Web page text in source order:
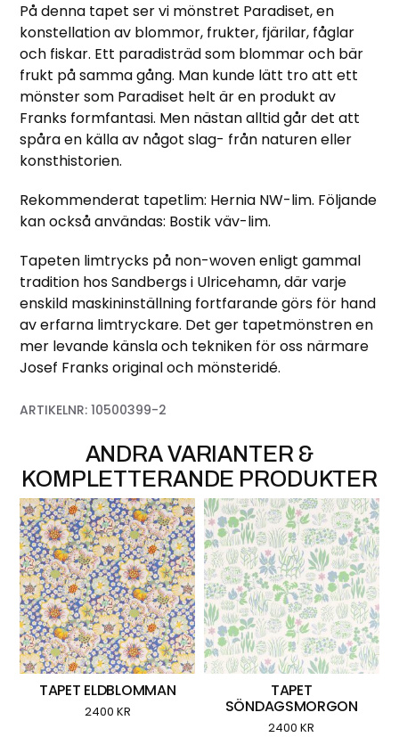
På denna tapet ser vi mönstret Paradiset, en
konstellation av blommor, frukter, fjärilar, fåglar
och fiskar. Ett paradisträd som blommar och bär
frukt på samma gång. Man kunde lätt tro att ett
mönster som Paradiset helt är en produkt av
Franks formfantasi. Men nästan alltid går det att
spåra en källa av något slag- från naturen eller
konsthistorien.
Rekommenderat tapetlim: Hernia NW-lim. Följande
kan också användas: Bostik väv-lim.
Tapeten limtrycks på non-woven enligt gammal
tradition hos Sandbergs i Ulricehamn, där varje
enskild maskininställning fortfarande görs för hand
av erfarna limtryckare. Det ger tapetmönstren en
mer levande känsla och tekniken för oss närmare
Josef Franks original och mönsteridé.
ARTIKELNR:10500399-2
TAPET ELDBLOMMAN
2400 KR
TAPET
SÖNDAGSMORGON
2400KR